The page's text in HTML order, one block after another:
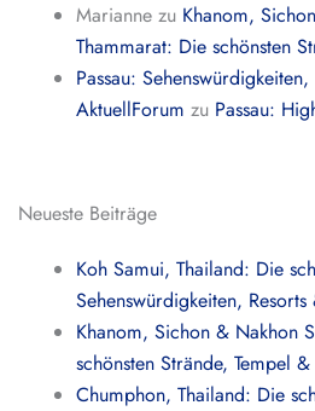
Marianne zu Khanom,
Thammarat: Die schönsten
Passau:
AktuellForum zu Passau:
Neueste Beiträge
Koh Samui, Thailand: Die
Sehenswürdigkeiten, Resorts
Khanom, Sichon & Nakhon
schönsten Strände, Tempel
Chumphon, Thailand: Die